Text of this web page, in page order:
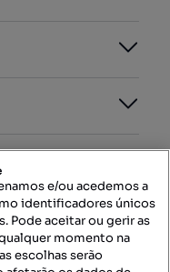
e/ou acedemos a
identificadores únicos
Pode aceitar ou gerir as
momento na
escolhas serão